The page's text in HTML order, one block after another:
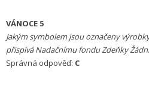
VÁNOCE 5
Jakým symbolem jsou označeny
přispívá Nadačnímu fondu Zdeňky
Správná odpověď: C